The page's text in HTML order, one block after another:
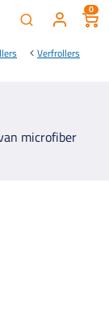
0
Verfrollers
microfiber